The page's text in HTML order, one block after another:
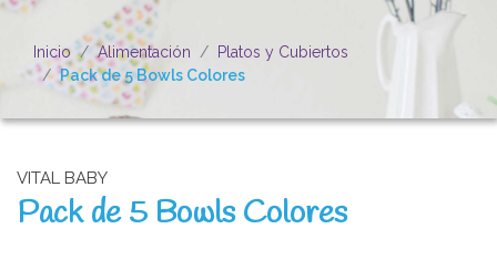
Inicio Alimentación
Platos y Cubiertos
Pack de 5 Bowls Colores
VITAL BABY
Pack de 5 Bowls Colores